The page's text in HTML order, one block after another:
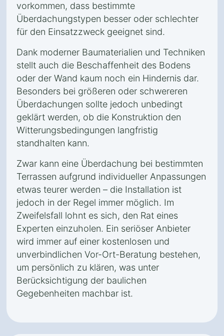
vorkommen, dass bestimmte
Überdachungstypen besser oder schlechter
für den Einsatzzweck geeignet sind.
Dank moderner Baumaterialien und Techniken
stellt auch die Beschaffenheit des Bodens
oder der Wand kaum noch ein Hindernis dar.
Besonders bei größeren oder schwereren
Überdachungen sollte jedoch unbedingt
geklärt werden, ob die Konstruktion den
Witterungsbedingungen langfristig
standhalten kann.
Zwar kann eine Überdachung bei bestimmten
Terrassen aufgrund individueller Anpassungen
etwas teurer werden – die Installation ist
jedoch in der Regel immer möglich. Im
Zweifelsfall lohnt es sich, den Rat eines
Experten einzuholen. Ein seriöser Anbieter
wird immer auf einer kostenlosen und
unverbindlichen Vor-Ort-Beratung bestehen,
um persönlich zu klären, was unter
Berücksichtigung der baulichen
Gegebenheiten machbar ist.